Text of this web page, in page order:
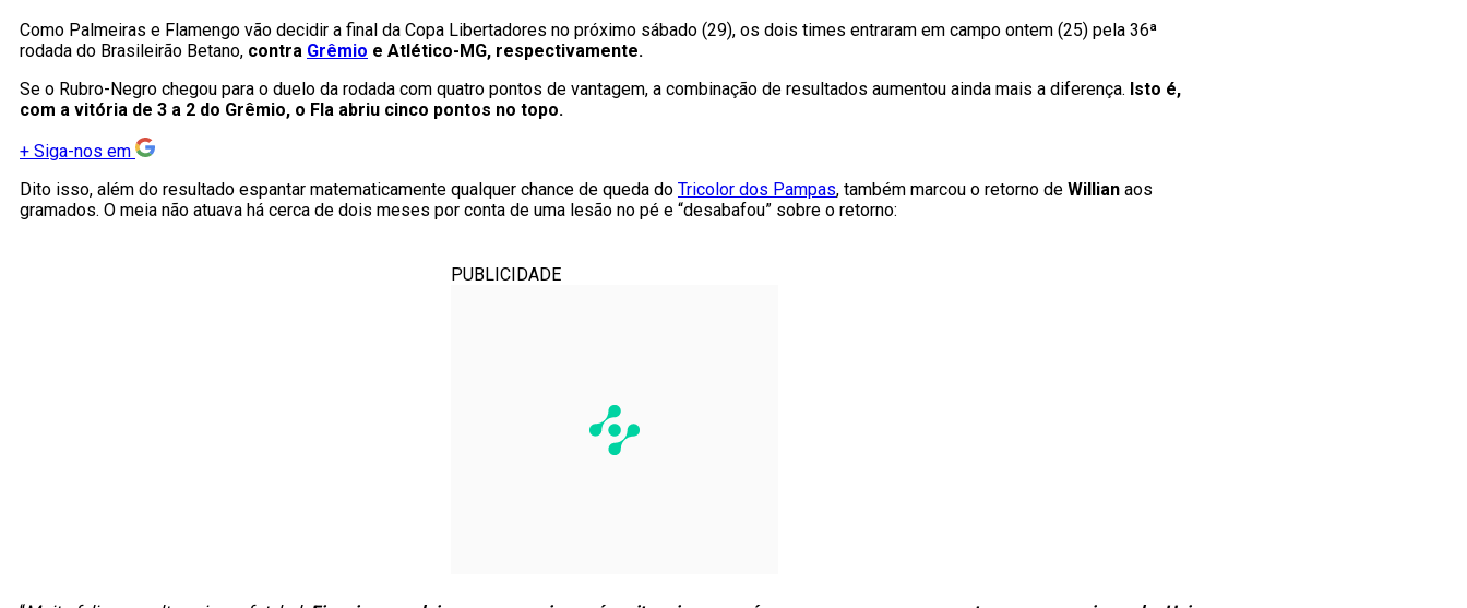
Como Palmeiras e Flamengo vão decidir a final da Copa Libertadores no próximo sábado (29), os dois times entraram em campo ontem (25) pela 36ª
rodada do Brasileirão Betano, contra Grêmio e Atlético-MG, respectivamente.
Se o Rubro-Negro chegou para o duelo da rodada com quatro pontos de vantagem, a combinação de resultados aumentou ainda mais a diferença. Isto é,
com a vitória de 3 a 2 do Grêmio, o Fla abriu cinco pontos no topo.
+ Siga-nos em
Dito isso, além do resultado espantar matematicamente qualquer chance de queda do Tricolor dos Pampas, também marcou o retorno de Willian aos
gramados. O meia não atuava há cerca de dois meses por conta de uma lesão no pé e “desabafou” sobre o retorno:
PUBLICIDADE